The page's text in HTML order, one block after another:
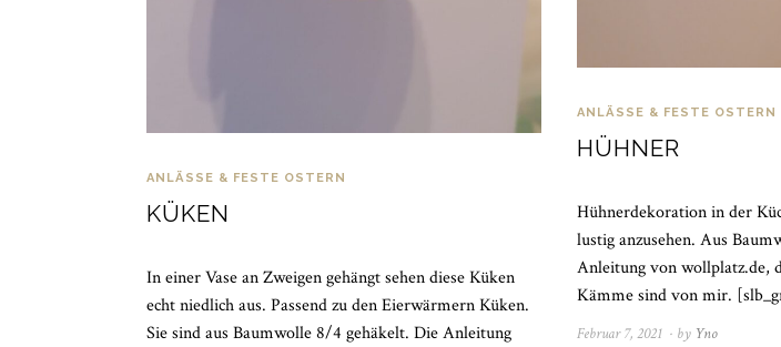
ANLÄSSE & FESTE OSTERN
KÜKEN
In einer Vase an Zweigen gehängt sehen diese Küken
echt niedlich aus. Passend zu den Eierwärmern Küken.
Sie sind aus Baumwolle 8/4 gehäkelt. Die Anleitung
ANLÄSSE & FESTE OSTERN
HÜHNER
Hühnerdekoration in der
lustig anzusehen. Aus
Anleitung von wollplatz.de,
Kämme sind von mir.
Februar 7, 2021 April
by Yno